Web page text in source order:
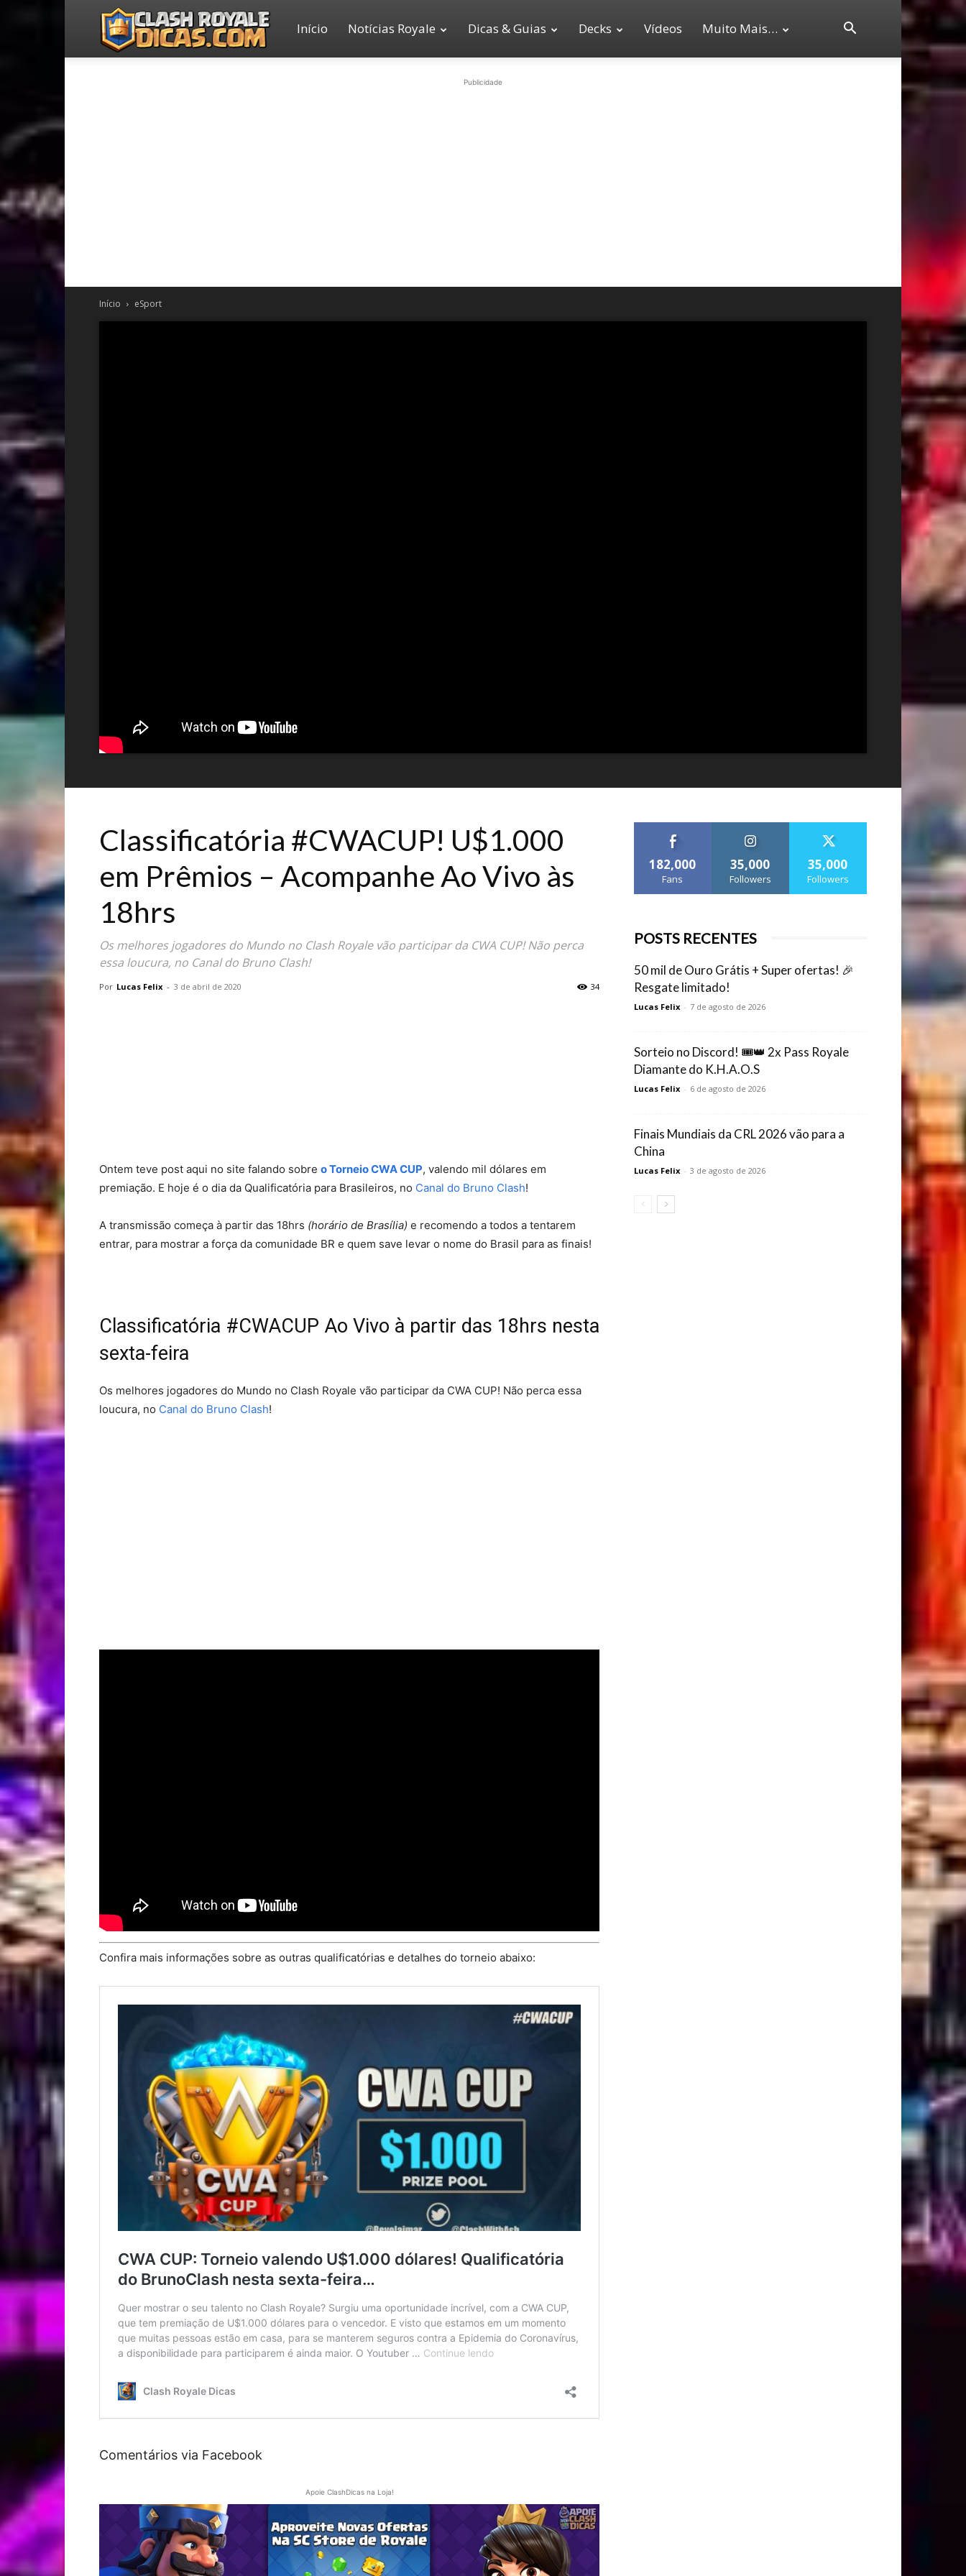
Clash
Início Notícias Royale Dicas & Guias Decks Vídeos Muito Mais…
Publicidade
Início eSport
Classificatória #CWACUP! U$1.000
em Prêmios – Acompanhe Ao Vivo às
18hrs
Os melhores jogadores do Mundo no Clash Royale vão participar da CWA CUP! Não perca
essa loucura, no Canal do Bruno Clash!
Por Lucas Felix - 3 de abril de 2020 34
Ontem teve post aqui no site falando sobre o Torneio CWA CUP, valendo mil dólares em
premiação. E hoje é o dia da Qualificatória para Brasileiros, no Canal do Bruno Clash!
A transmissão começa à partir das 18hrs (horário de Brasília) e recomendo a todos a tentarem
entrar, para mostrar a força da comunidade BR e quem save levar o nome do Brasil para as finais!
Classificatória #CWACUP Ao Vivo à partir das 18hrs nesta
sexta-feira
Os melhores jogadores do Mundo no Clash Royale vão participar da CWA CUP! Não perca essa
loucura, no Canal do Bruno Clash!
Confira mais informações sobre as outras qualificatórias e detalhes do torneio abaixo:
Comentários via Facebook
Apoie ClashDicas na Loja!
182,000
Fans
35,000
Followers
35,000
Followers
POSTS RECENTES
50 mil de Ouro Grátis + Super ofertas! 🎉
Resgate limitado!
Lucas Felix - 7 de agosto de 2026
Sorteio no Discord! 🎟️👑 2x Pass Royale
Diamante do K.H.A.O.S
Lucas Felix - 6 de agosto de 2026
Finais Mundiais da CRL 2026 vão para a
China
Lucas Felix - 3 de agosto de 2026